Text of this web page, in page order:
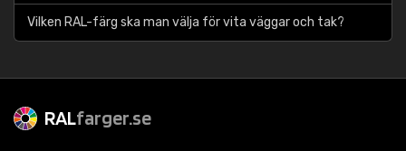
Vilken RAL-färg ska man välja för vita väggar och tak?
RALfarger.se